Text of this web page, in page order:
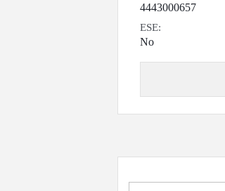
4443000657
ESE:
No